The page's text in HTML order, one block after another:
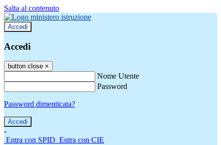
Salta al contenuto
Accedi
Accedi
button close ×
Nome Utente
Password
Password dimenticata?
-
Entra con SPID Entra con CIE